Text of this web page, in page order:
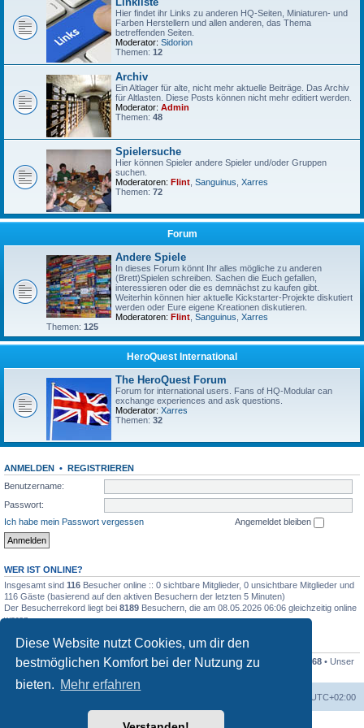
Diese Website nutzt Cookies, um dir den
bestmöglichen Komfort bei der Nutzung zu
bieten. Mehr erfahren
Hier findet ihr Links zu anderen HQ-Seiten, Miniaturen- und
Farben Herstellern und allen anderen, das Thema
betreffenden Seiten.
Moderator: Sidorion
Themen: 12
Archiv
Ein Altlager für alte, nicht mehr aktuelle Beiträge. Das Archiv
für Altlasten. Diese Posts können nicht mehr editiert werden.
Moderator: Admin
Themen: 48
Spielersuche
Hier können Spieler andere Spieler und/oder Gruppen
suchen.
Moderatoren: Flint Sanguinus Xarres
Themen: 72
Forum
Andere Spiele
In dieses Forum könnt Ihr alles mögliche zu anderen
(Brett)Spielen schreiben. Sachen die Euch gefallen,
interessieren oder die es demnächst zu kaufen gibt.
Weiterhin können hier aktuelle Kickstarter-Projekte diskutiert
werden oder Eure eigene Kreationen diskutieren.
Moderatoren: Flint Sanguinus Xarres
Themen: 125
HeroQuest International
The HeroQuest Forum
Forum for international users. Fans of HQ-Modular can
exchange experiences and ask questions.
Moderator: Xarres
Themen: 32
ANMELDEN • REGISTRIEREN
Benutzername:
Passwort:
Ich habe mein Passwort vergessen
Angemeldet bleiben
WER IST ONLINE?
Insgesamt sind 116 Besucher online :: 0 sichtbare Mitglieder, 0 unsichtbare Mitglieder und
116 Gäste (basierend auf den aktiven Besuchern der letzten 5 Minuten)
Der Besucherrekord liegt bei 8189 Besuchern, die am 08.05.2026 06:06 gleichzeitig online
waren.
STATISTIK
Beiträge insgesamt41259• Themen insgesamt 1169• Mitglieder insgesamt 1268 • Unser
neuestes Mitglied:
UTC+02:00
Powered byphpBB® Forum Software © phpBB Limited